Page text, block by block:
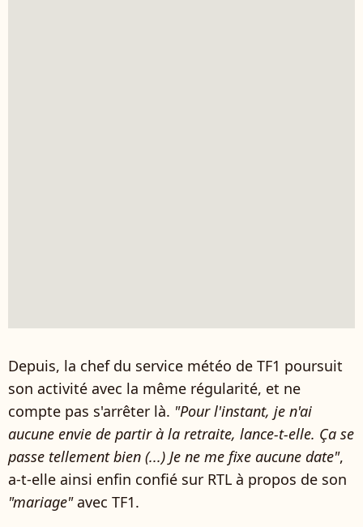
Depuis, la chef du service météo de TF1 poursuit
son activité avec la même régularité, et ne
compte pas s'arrêter là. "Pour l'instant, je n'ai
aucune envie de partir à la retraite, lance-t-elle. Ça se
passe tellement bien (...) Je ne me fixe aucune date",
a-t-elle ainsi enfin confié sur RTL à propos de son
"mariage"avec TF1.